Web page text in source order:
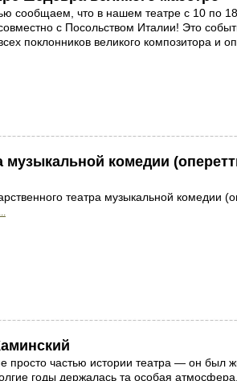
сообщаем, что в нашем театре с 10 по
с Посольством Италии! Это
поклонников великого композитора и
музыкальной комедии
театра музыкальной комедии
просто частью истории театра — он был
годы держалась та особая